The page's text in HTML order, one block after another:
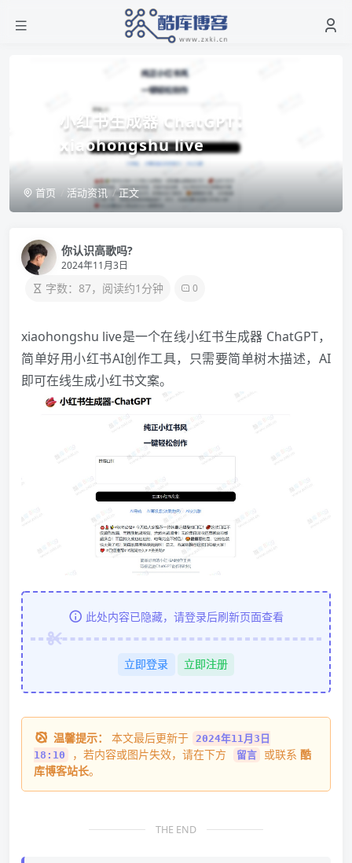
小红书生成器 ChatGPT：
xiaohongshu live
首页 活动资讯 正文
你认识高歌吗?
2024年11月3日
字数：87，阅读约1分钟 0
xiaohongshu live是一个在线小红书生成器 ChatGPT，
简单好用小红书AI创作工具，只需要简单树木描述，AI
即可在线生成小红书文案。
此处内容已隐藏，请登录后刷新页面查看
立即登录 立即注册
温馨提示： 本文最后更新于
2024年11月3日
18:10
，若内容或图片失效，请在下方 留言 或联系 酷
库博客站长。
THE END